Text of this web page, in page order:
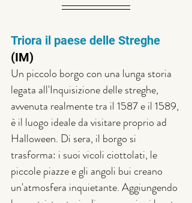
Triora il paese delle Streghe
(IM)
Un piccolo borgo con una lunga storia
legata all'Inquisizione delle streghe,
avvenuta realmente tra il 1587 e il 1589,
è il luogo ideale da visitare proprio ad
Halloween. Di sera, il borgo si
trasforma: i suoi vicoli ciottolati, le
piccole piazze e gli angoli bui creano
un'atmosfera inquietante. Aggiungendo